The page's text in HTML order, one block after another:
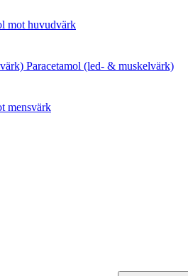
mot huvudvärk
Paracetamol (led- & muskelvärk)
mensvärk